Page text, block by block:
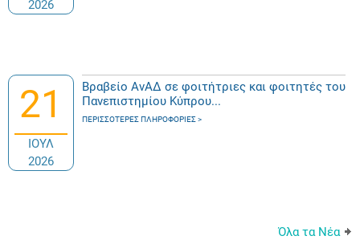
2026
21
ΙΟΥΛ
2026
Βραβείο ΑνΑΔ σε φοιτήτριες και φοιτητές του
Πανεπιστημίου Κύπρου...
ΠΕΡΙΣΣΌΤΕΡΕΣ ΠΛΗΡΟΦΟΡΊΕΣ
Όλα τα Νέα